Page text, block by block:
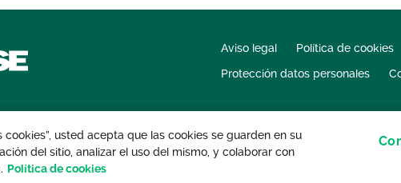
Aviso legal Política de cookies
Protección datos personales
de Enfermería. Todos los derechos reservados.
cookies”, usted acepta que las cookies se guarden en su
del sitio, analizar el uso del mismo, y colaborar con
Política de cookies